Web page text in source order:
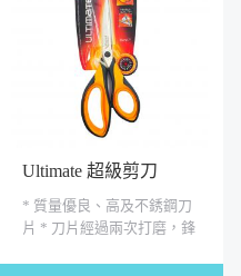
Ultimate 超級剪刀
18cm
* 質量優良、高及不銹鋼刀
片 * 刀片經過兩次打磨，鋒